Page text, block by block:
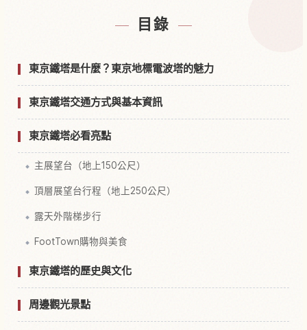
目錄
東京鐵塔是什麼？東京地標電波塔的魅力
東京鐵塔交通方式與基本資訊
東京鐵塔必看亮點
主展望台（地上150公尺）
頂層展望台行程（地上250公尺）
露天外階梯步行
FootTown購物與美食
東京鐵塔的歷史與文化
周邊觀光景點